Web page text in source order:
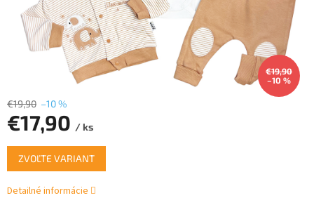
€19,90
–10 %
€19,90 –10 %
€17,90 / ks
Jednotková
cena:
ZVOĽTE VARIANT
Detailné informácie